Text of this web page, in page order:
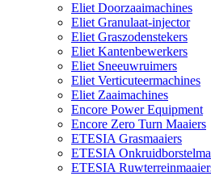
Eliet Doorzaaimachines
Eliet Granulaat-injector
Eliet Graszodenstekers
Eliet Kantenbewerkers
Eliet Sneeuwruimers
Eliet Verticuteermachines
Eliet Zaaimachines
Encore Power Equipment
Encore Zero Turn Maaiers
ETESIA Grasmaaiers
ETESIA
ETESIA